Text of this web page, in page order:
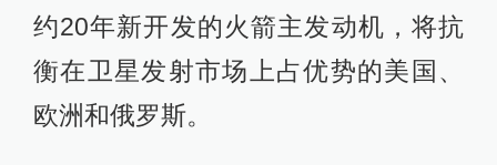
约20年新开发的火箭主发动机，将抗
衡在卫星发射市场上占优势的美国、
欧洲和俄罗斯。